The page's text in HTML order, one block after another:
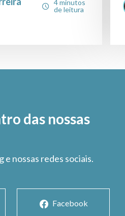
4 minutos
de leitura
das nossas
e nossas redes sociais.
Facebook